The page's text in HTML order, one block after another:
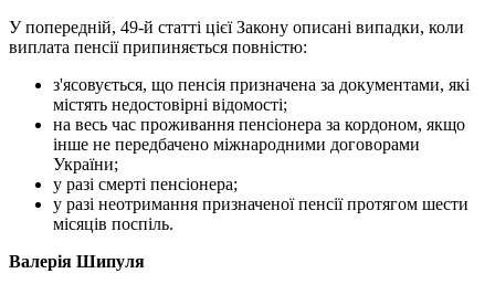
У попередній, 49-й статті цієї Закону описані випадки, коли
виплата пенсії припиняється повністю:
з'ясовується, що пенсія призначена за документами, які
містять недостовірні відомості;
на весь час проживання пенсіонера за кордоном, якщо
інше не передбачено міжнародними договорами
України;
у разі смерті пенсіонера;
у разі неотримання призначеної пенсії протягом шести
місяців поспіль.
Валерія Шипуля